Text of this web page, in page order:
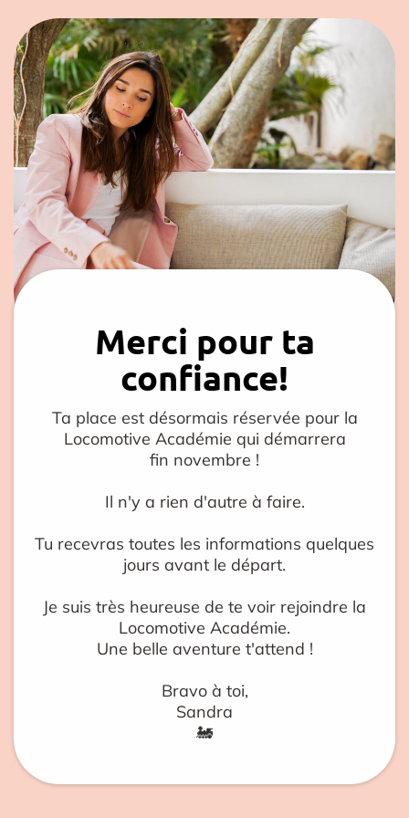
Merci pour ta
confiance!
Ta place est désormais réservée pour la
Locomotive Académie qui démarrera
fin novembre !
Il n'y a rien d'autre à faire.
Tu recevras toutes les informations quelques
jours avant le départ.
Je suis très heureuse de te voir rejoindre la
Locomotive Académie.
Une belle aventure t'attend !
Bravo à toi,
Sandra
🚂